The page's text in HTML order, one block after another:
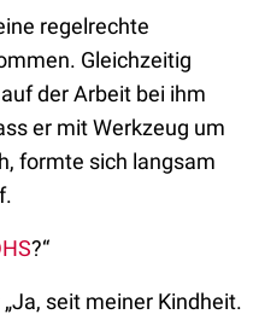
regelrechte
Gleichzeitig
der Arbeit bei ihm
er mit Werkzeug um
formte sich langsam
?“
seit meiner Kindheit.